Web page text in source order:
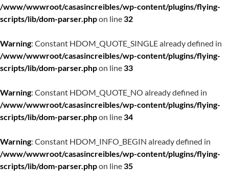
/www/wwwroot/casasincreibles/wp-content/plugins/flying-
scripts/lib/dom-parser.phpon line32
Warning: Constant HDOM_QUOTE_SINGLE already defined in
/www/wwwroot/casasincreibles/wp-content/plugins/flying-
scripts/lib/dom-parser.phpon line33
Warning: Constant HDOM_QUOTE_NO already defined in
/www/wwwroot/casasincreibles/wp-content/plugins/flying-
scripts/lib/dom-parser.phpon line34
Warning: Constant HDOM_INFO_BEGIN already defined in
/www/wwwroot/casasincreibles/wp-content/plugins/flying-
scripts/lib/dom-parser.phpon line35